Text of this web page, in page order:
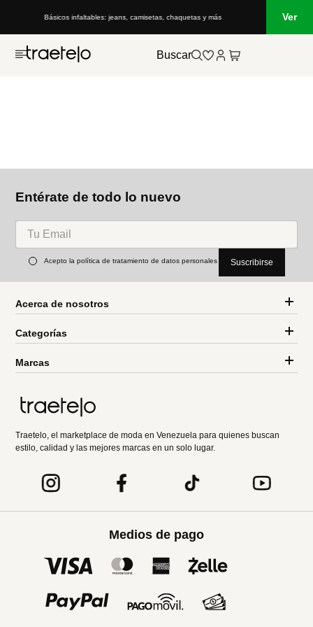
Básicos infaltables: jeans, camisetas, chaquetas y más Ver
Buscar
Entérate de todo lo nuevo
Acepto la política de tratamiento de datos personales Suscribirse
Acerca de nosotros
Categorías
Marcas
Traetelo, el marketplace de moda en Venezuela para quienes buscan
estilo, calidad y las mejores marcas en un solo lugar.
Medios de pago